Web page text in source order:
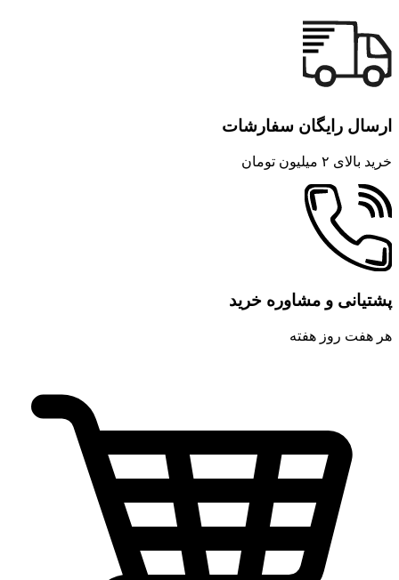
ارسال رایگان سفارشات
خرید بالای ۲ میلیون تومان
پشتیانی و مشاوره خرید
هر هفت روز هفته